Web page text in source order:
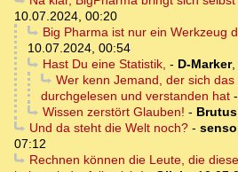
10.07.2024, 00:20
Big Pharma ist nur ein Werkzeug
10.07.2024, 00:54
Hast Du eine Statistik, - D-Marker,
Wer kenn Jemand, der sich
durchgelesen und verstanden hat -
Wissen zerstört Glauben! - Brutus
Und da steht die Welt noch?-
07:12
Rechnen können die Leute, die